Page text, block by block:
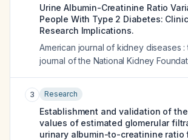
Urine Albumin-Creatinine Ratio
People With Type 2 Diabetes:
Research Implications.
American journal of kidney diseases :
journal of the National Kidney
3 Research
Establishment and validation of
values of estimated glomerular
urinary albumin-to-creatinine ratio